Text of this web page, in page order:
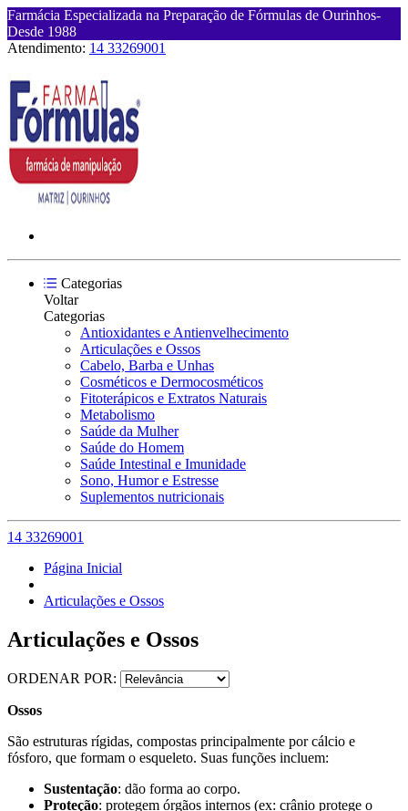
Farmácia Especializada na Preparação de Fórmulas de Ourinhos-
Desde 1988
Atendimento: 14 33269001
Categorias
Voltar
Categorias
Antioxidantes e Antienvelhecimento
Articulações e Ossos
Cabelo, Barba e Unhas
Cosméticos e Dermocosméticos
Fitoterápicos e Extratos Naturais
Metabolismo
Saúde da Mulher
Saúde do Homem
Saúde Intestinal e Imunidade
Sono, Humor e Estresse
Suplementos nutricionais
14 33269001
Página Inicial
Articulações e Ossos
Articulações e Ossos
ORDENAR POR:
Ossos
São estruturas rígidas, compostas principalmente por cálcio e
fósforo, que formam o esqueleto. Suas funções incluem:
Sustentação: dão forma ao corpo.
Proteção: protegem órgãos internos (ex: crânio protege o